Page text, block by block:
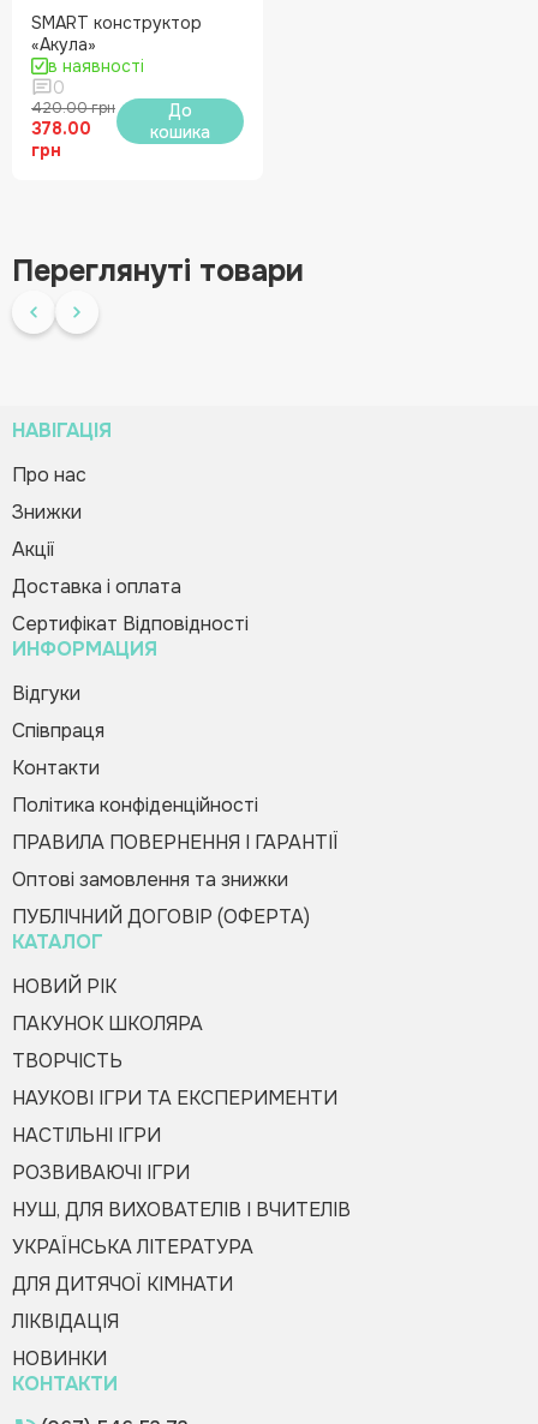
SMART конструктор
«Акула»
в наявності
0
420.00 грн
378.00
грн
До
кошика
Переглянуті товари
Оформити замовлення
НАВІГАЦІЯ
Про нас
Знижки
Акції
Доставка і оплата
Сертифікат Відповідності
ИНФОРМАЦИЯ
Відгуки
Співпраця
Контакти
Політика конфіденційності
ПРАВИЛА ПОВЕРНЕННЯ І ГАРАНТІЇ
Оптові замовлення та знижки
ПУБЛІЧНИЙ ДОГОВІР (ОФЕРТА)
КАТАЛОГ
НОВИЙ РІК
ПАКУНОК ШКОЛЯРА
ТВОРЧІСТЬ
НАУКОВІ ІГРИ ТА ЕКСПЕРИМЕНТИ
НАСТІЛЬНІ ІГРИ
РОЗВИВАЮЧІ ІГРИ
НУШ, ДЛЯ ВИХОВАТЕЛІВ І ВЧИТЕЛІВ
УКРАЇНСЬКА ЛІТЕРАТУРА
ДЛЯ ДИТЯЧОЇ КІМНАТИ
ЛІКВІДАЦІЯ
НОВИНКИ
КОНТАКТИ